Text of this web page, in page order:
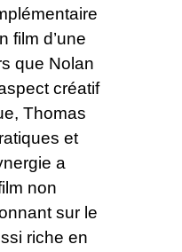
film d’une
que Nolan
créatif
Thomas
et
a
non
sur le
riche en